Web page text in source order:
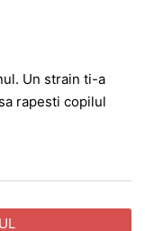
Un strain ti-a
rapesti copilul